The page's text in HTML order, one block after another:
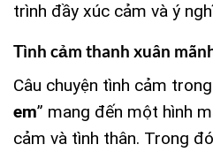
trình đầy xúc cảm và ý
Tình cảm thanh xuân
Câu chuyện tình cảm trong
em” mang đến một hình
cảm và tình thân. Trong